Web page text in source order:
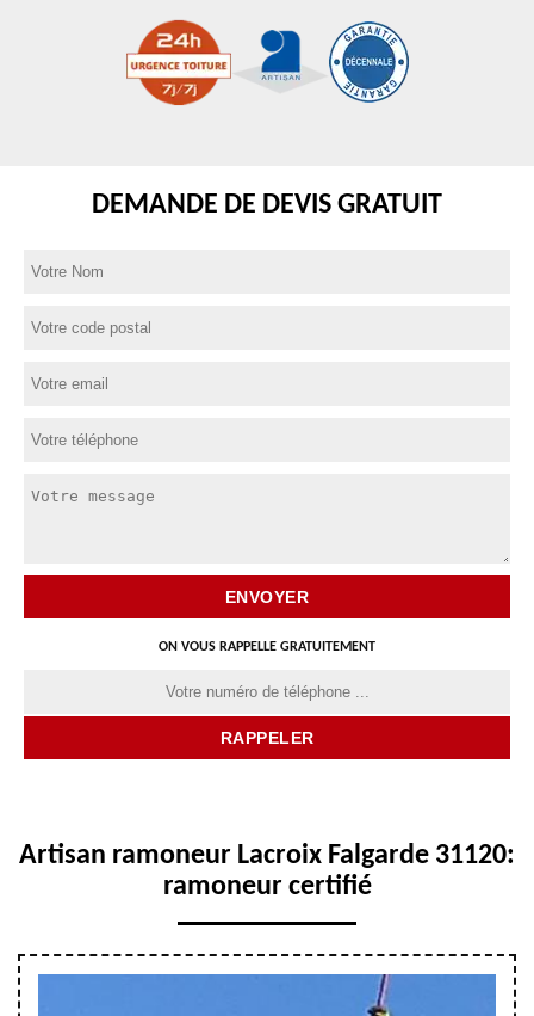
DEMANDE DE DEVIS GRATUIT
ON VOUS RAPPELLE GRATUITEMENT
Artisan ramoneur Lacroix Falgarde 31120:
ramoneur certifié